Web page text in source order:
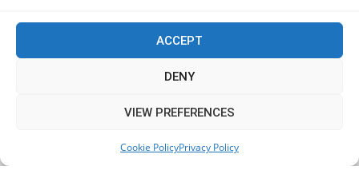
ACCEPT
DENY
VIEW PREFERENCES
Cookie PolicyPrivacy Policy
Πόλη Χρυσοχούς: Σε εξέλιξη η ενοποίηση τεσσάρων
αρχαιολογικών χώρων (εικόνες)
όσους δεν συμμορφώθηκαν για τις επικίνδυνες
This website uses cookies to improve your experience. We'll
Accept
Read More